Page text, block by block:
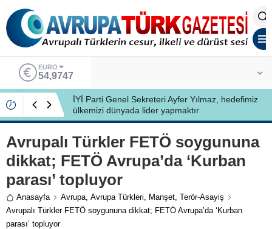
ALTIN
6.499,25
İYİ Partili Ayfer Yılmaz, Özlem Kardeş Sancar’a
gündemi değerlendirdi
Avrupalı Türkler FETÖ soygununa
dikkat; FETÖ Avrupa’da ‘Kurban
parası’ topluyor
Anasayfa Avrupa, Avrupa Türkleri, Manşet, Terör-Asayiş
Avrupalı Türkler FETÖ soygununa dikkat; FETÖ Avrupa’da ‘Kurban
parası’ topluyor